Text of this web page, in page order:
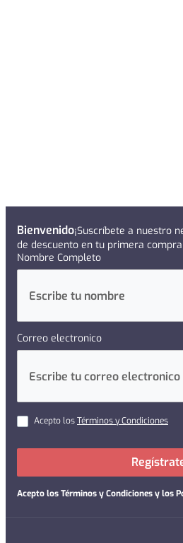
Bienvenido¡Suscríbete a nuestro
de descuento en tu primera
Nombre Completo
Correo electronico
Acepto losTérminos y Condiciones
Acepto losTérminos y Condiciones y los